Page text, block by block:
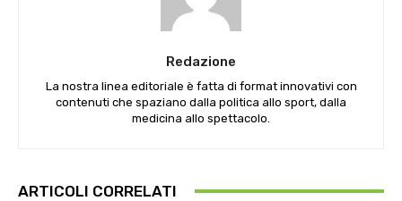
Redazione
La nostra linea editoriale è fatta di format innovativi con
contenuti che spaziano dalla politica allo sport, dalla
medicina allo spettacolo.
ARTICOLI CORRELATI